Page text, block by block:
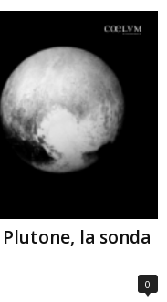
la sonda
0